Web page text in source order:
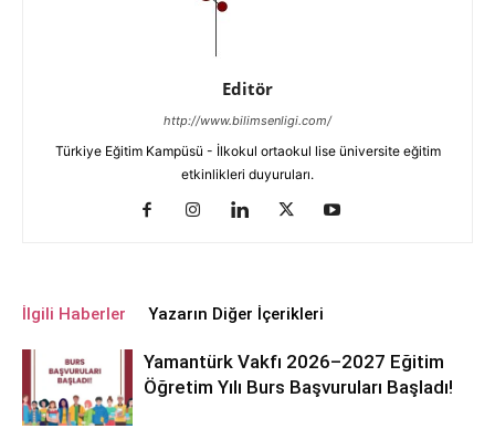
Editör
http://www.bilimsenligi.com/
Türkiye Eğitim Kampüsü - İlkokul ortaokul lise üniversite eğitim
etkinlikleri duyuruları.
İlgili Haberler Yazarın Diğer İçerikleri
Yamantürk Vakfı 2026–2027 Eğitim
Öğretim Yılı Burs Başvuruları Başladı!